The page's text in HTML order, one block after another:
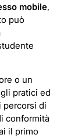
mobile,
può
o un
pratici ed
percorsi di
conformità
il primo